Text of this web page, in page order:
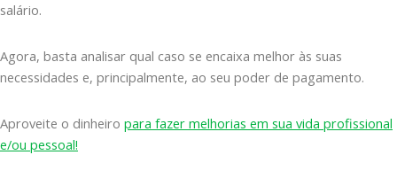
salário.
Agora, basta analisar qual caso se encaixa melhor às suas
necessidades e, principalmente, ao seu poder de pagamento.
Aproveite o dinheiro para fazer melhorias em sua vida profissional
e/ou pessoal!